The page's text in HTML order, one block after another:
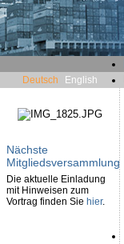
Deutsch English
Nächste
Mitgliedsversammlung
Die aktuelle Einladung
mit Hinweisen zum
Vortrag finden Sie hier.